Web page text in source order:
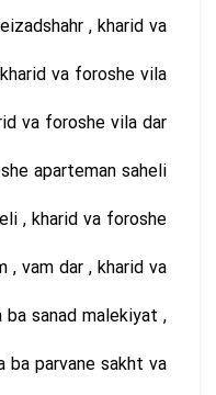
, kharid va
va foroshe vila
va foroshe vila dar
aparteman saheli
, kharid va foroshe
, vam dar , kharid va
sanad malekiyat ,
ba parvane sakht va